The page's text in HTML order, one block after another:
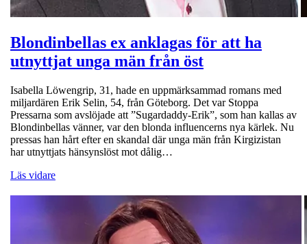
Blondinbellas ex anklagas för att ha
utnyttjat unga män från öst
Isabella Löwengrip, 31, hade en uppmärksammad romans med
miljardären Erik Selin, 54, från Göteborg. Det var Stoppa
Pressarna som avslöjade att ”Sugardaddy-Erik”, som han kallas av
Blondinbellas vänner, var den blonda influencerns nya kärlek. Nu
pressas han hårt efter en skandal där unga män från Kirgizistan
har utnyttjats hänsynslöst mot dålig…
Läs vidare